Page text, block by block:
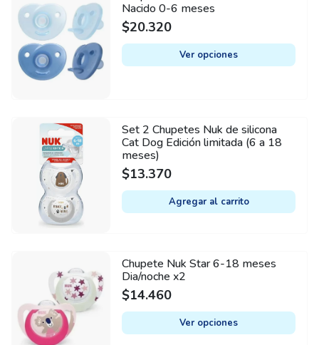
Sustentable: NUK Chupete con estuche reutilizable
Etapa del desarrollo
+18 meses
Línea
Funciones
Air System, Tetina delgada y estrecha
Nacido 0-6 meses
$20.320
Ver opciones
product
has
multiple
variants.
may
be
chosen
on
the
product
Set 2 Chupetes Nuk de silicona
Cat Dog Edición limitada (6 a 18
meses)
$13.370
Agregar al carrito
Chupete Nuk Star 6-18 meses
Dia/noche x2
$14.460
Ver opciones
This
product
has
multiple
variants.